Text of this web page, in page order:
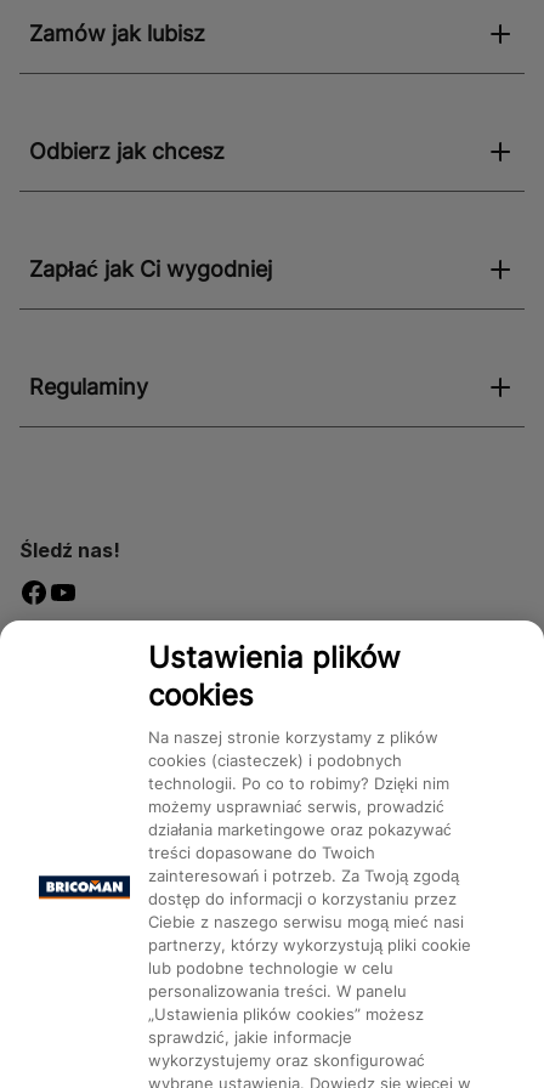
Zamów jak lubisz
Odbierz jak chcesz
Zapłać jak Ci wygodniej
Regulaminy
Śledź nas!
Dostępność
Kategorie Produkty Marki CMS
Ustawienia plików cookie
Ustawienia plików
cookies
Na naszej stronie korzystamy z plików
cookies (ciasteczek) i podobnych
technologii. Po co to robimy? Dzięki nim
możemy usprawniać serwis, prowadzić
działania marketingowe oraz pokazywać
treści dopasowane do Twoich
zainteresowań i potrzeb. Za Twoją zgodą
dostęp do informacji o korzystaniu przez
Ciebie z naszego serwisu mogą mieć nasi
partnerzy, którzy wykorzystują pliki cookie
lub podobne technologie w celu
personalizowania treści. W panelu
„Ustawienia plików cookies” możesz
sprawdzić, jakie informacje
wykorzystujemy oraz skonfigurować
wybrane ustawienia. Dowiedz się więcej w